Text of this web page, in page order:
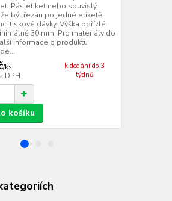
Pás etiket nebo souvislý
být řezán po jedné etiketě
tiskové dávky. Výška odřízlé
30 mm. Pro materiály do
informace o produktu
/ks
DPH
k dodání do 3
týdnů
košíku